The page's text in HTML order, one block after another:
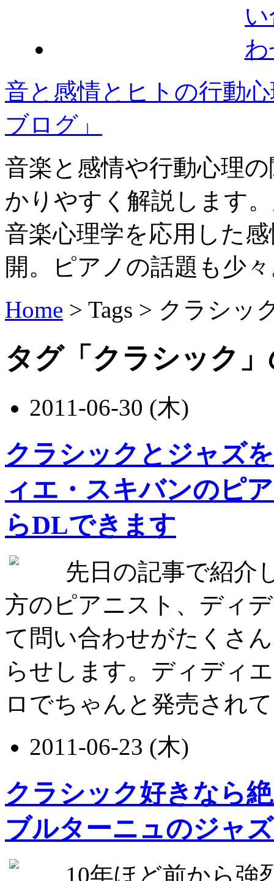
音と感情とヒトの行動
ブログ」
音楽と感情や行動心理
かりやすく解説します
音楽心理学を応用した
開。ピアノの話題も少
Home > Tags > クラシッ
タグ「クラシック
2011-06-30 (木)
クラシックとジャズ
ィエ・スキバンのピ
らDLできます
先日の記事で紹介
方のピアニスト、ディ
て問い合わせがたくさ
らせします。ディディ
ロでちゃんと発売され
2011-06-23 (木)
クラシック好きなら
ブルターニュのジャ
10年ほど前から強